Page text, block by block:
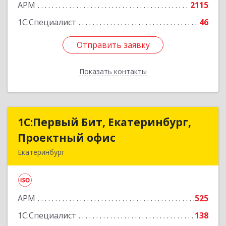
АРМ
2115
1С:Специалист
46
Отправить заявку
Показать контакты
Отправить заявку
Назад
1С:Первый Бит, Екатеринбург,
Проектный офис
Екатеринбург
АРМ
525
1С:Специалист
138
1С:Первый Бит, Екатеринбург,
Проектный офис
Подробнее